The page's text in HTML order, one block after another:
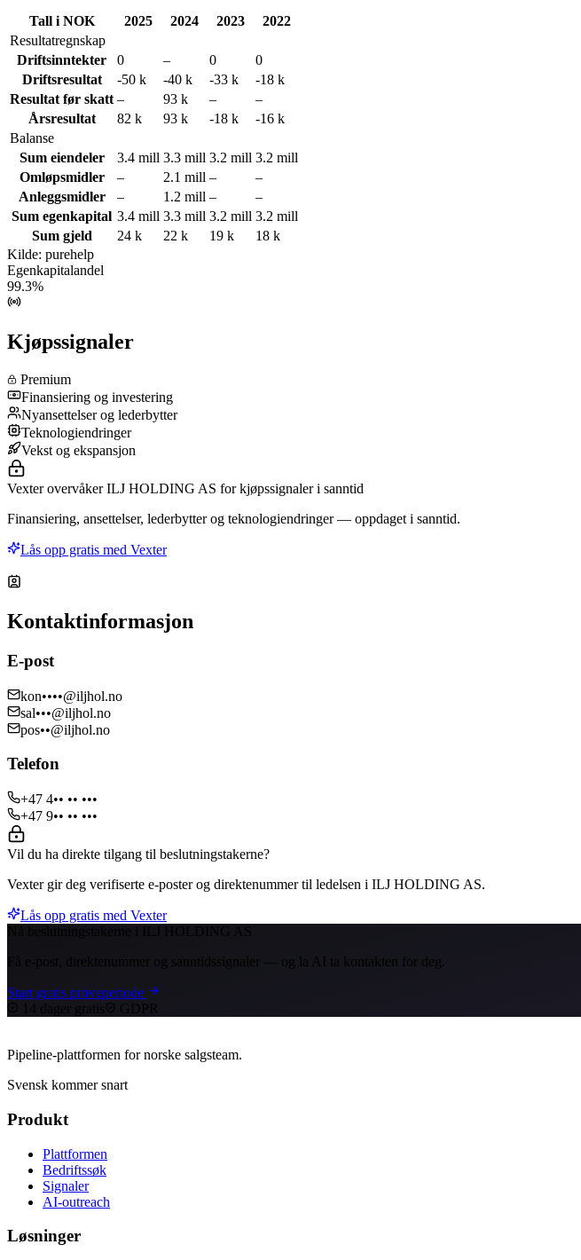
Tall i NOK 2025 2024 2023
2022
Resultatregnskap
Driftsinntekter
0 – 0
0
Driftsresultat
-50 k -40 k -33 k
-18 k
Resultat før skatt – 93 k –
–
Årsresultat
82 k 93 k -18 k
-16 k
Balanse
Sum eiendeler
3.4 mill 3.3 mill 3.2 mill 3.2 mill
Omløpsmidler
– 2.1 mill –
–
Anleggsmidler
– 1.2 mill –
–
Sum egenkapital 3.4 mill 3.3 mill 3.2 mill 3.2 mill
Sum gjeld
24 k 22 k 19 k
18 k
Kilde: purehelp
Egenkapitalandel
99.3%
Kjøpssignaler
Premium
Finansiering og investering
Nyansettelser og lederbytter
Teknologiendringer
Vekst og ekspansjon
Vexter overvåker ILJ HOLDING AS for kjøpssignaler i sanntid
Finansiering, ansettelser, lederbytter og teknologiendringer — oppdaget i sanntid.
Lås opp gratis med Vexter
Kontaktinformasjon
E-post
kon••••@iljhol.no
sal•••@iljhol.no
pos••@iljhol.no
Telefon
+47 4•• •• •••
+47 9•• •• •••
Vil du ha direkte tilgang til beslutningstakerne?
Vexter gir deg verifiserte e-poster og direktenummer til ledelsen i ILJ HOLDING AS.
Lås opp gratis med Vexter
Nå beslutningstakerne i ILJ HOLDING AS
Få e-post, direktenummer og sanntidssignaler — og la AI ta kontakten for deg.
Start gratis prøveperiode
14 dager gratis
GDPR
Pipeline-plattformen for norske salgsteam.
Svensk kommer snart
Produkt
Plattformen
Bedriftssøk
Signaler
AI-outreach
Løsninger